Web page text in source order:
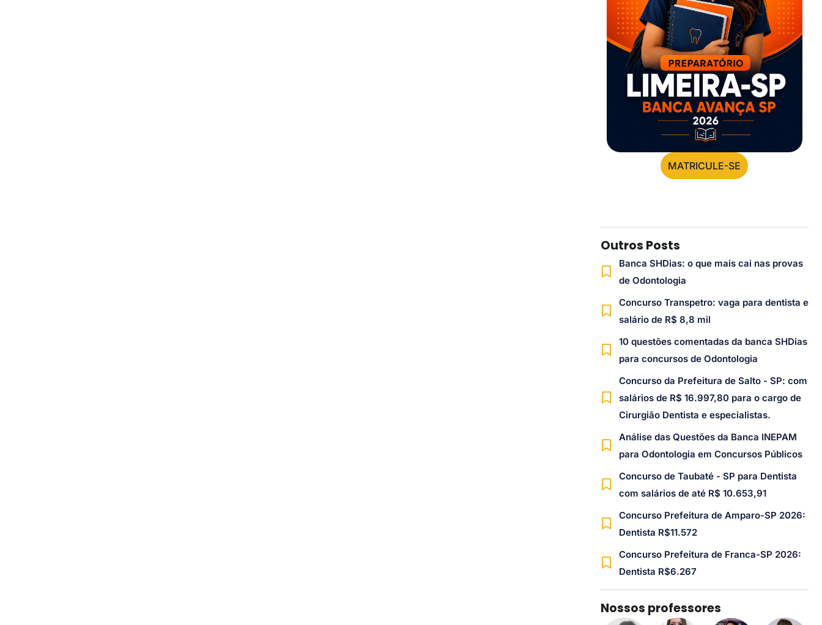
MATRICULE-SE
Outros Posts
Banca SHDias: o que mais cai nas provas
de Odontologia
Concurso Transpetro: vaga para dentista e
salário de R$ 8,8 mil
10 questões comentadas da banca SHDias
para concursos de Odontologia
Concurso da Prefeitura de Salto - SP: com
salários de R$ 16.997,80 para o cargo de
Cirurgião Dentista e especialistas.
Análise das Questões da Banca INEPAM
para Odontologia em Concursos Públicos
Concurso de Taubaté - SP para Dentista
com salários de até R$ 10.653,91
Concurso Prefeitura de Amparo-SP 2026:
Dentista R$11.572
Concurso Prefeitura de Franca-SP 2026:
Dentista R$6.267
Nossos professores​